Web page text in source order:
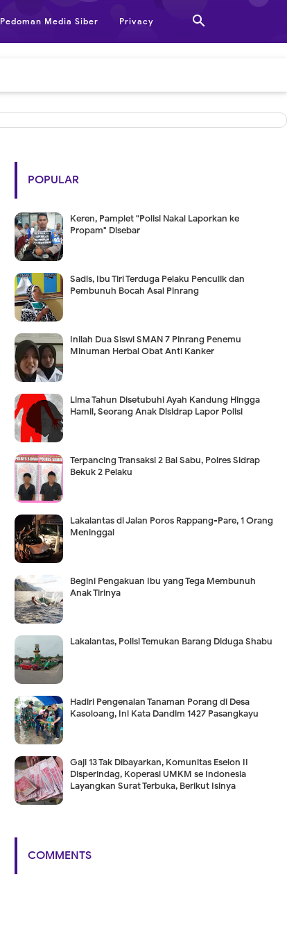

Pedoman Media Siber Privacy
POPULAR
Keren, Pamplet "Polisi Nakal Laporkan ke
Propam" Disebar
Sadis, Ibu Tiri Terduga Pelaku Penculik dan
Pembunuh Bocah Asal Pinrang
Inilah Dua Siswi SMAN 7 Pinrang Penemu
Minuman Herbal Obat Anti Kanker
Lima Tahun Disetubuhi Ayah Kandung Hingga
Hamil, Seorang Anak Disidrap Lapor Polisi
Terpancing Transaksi 2 Bal Sabu, Polres Sidrap
Bekuk 2 Pelaku
Lakalantas di Jalan Poros Rappang-Pare, 1 Orang
Meninggal
Begini Pengakuan Ibu yang Tega Membunuh
Anak Tirinya
Lakalantas, Polisi Temukan Barang Diduga Shabu
Hadiri Pengenalan Tanaman Porang di Desa
Kasoloang, Ini Kata Dandim 1427 Pasangkayu
Gaji 13 Tak Dibayarkan, Komunitas Eselon II
Disperindag, Koperasi UMKM se Indonesia
Layangkan Surat Terbuka, Berikut Isinya
COMMENTS